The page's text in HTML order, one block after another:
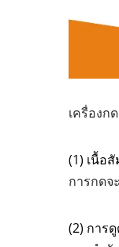
เครื่องก
(1) เนื้อ
การกดจ
(2) การ